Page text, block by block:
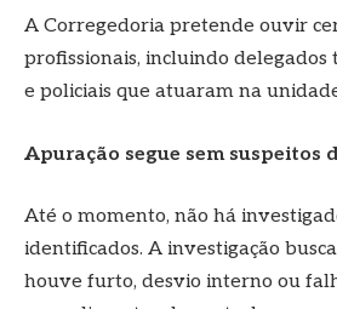
A Corregedoria pretende ouvir
profissionais, incluindo delegados
e policiais que atuaram na
Apuração segue sem suspeitos
Até o momento, não há
identificados. A investigação
houve furto, desvio interno ou